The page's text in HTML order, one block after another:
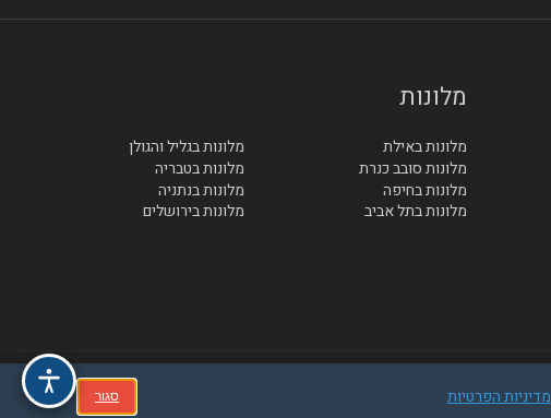
מלונות
מלונות באילת
מלונות בגליל והגולן
מלונות סובב כנרת
מלונות בטבריה
מלונות בחיפה
מלונות בנתניה
מלונות בתל אביב
מלונות בירושלים
מדיניות הפרטיות סגור